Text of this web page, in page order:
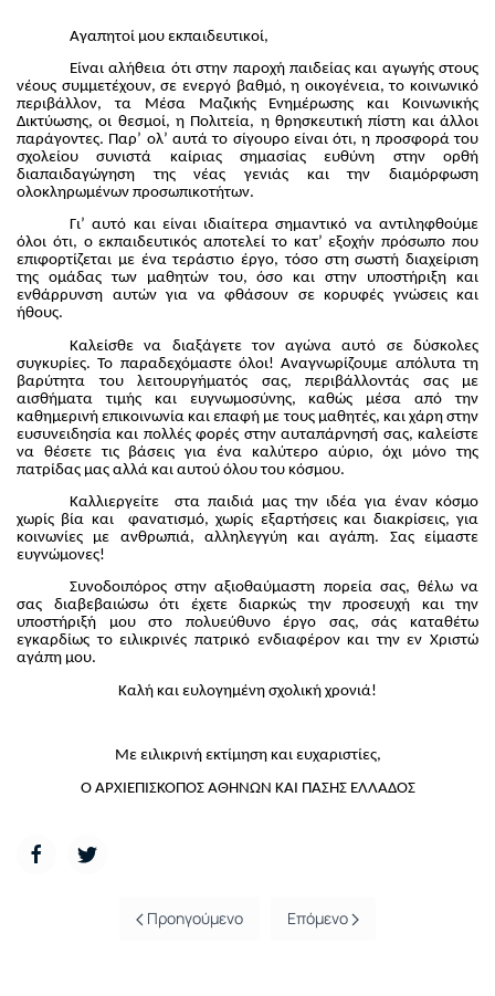
Αγαπητοί μου εκπαιδευτικοί,
Είναι αλήθεια ότι στην παροχή παιδείας και αγωγής στους
νέους συμμετέχουν, σε ενεργό βαθμό, η οικογένεια, το κοινωνικό
περιβάλλον, τα Μέσα Μαζικής Ενημέρωσης και Κοινωνικής
Δικτύωσης, οι θεσμοί, η Πολιτεία, η θρησκευτική πίστη και άλλοι
παράγοντες. Παρ’ ολ’ αυτά το σίγουρο είναι ότι, η προσφορά του
σχολείου συνιστά καίριας σημασίας ευθύνη στην ορθή
διαπαιδαγώγηση της νέας γενιάς και την διαμόρφωση
ολοκληρωμένων προσωπικοτήτων.
Γι’ αυτό και είναι ιδιαίτερα σημαντικό να αντιληφθούμε
όλοι ότι, ο εκπαιδευτικός αποτελεί το κατ’ εξοχήν πρόσωπο που
επιφορτίζεται με ένα τεράστιο έργο, τόσο στη σωστή διαχείριση
της ομάδας των μαθητών του, όσο και στην υποστήριξη και
ενθάρρυνση αυτών για να φθάσουν σε κορυφές γνώσεις και
ήθους.
Καλείσθε να διαξάγετε τον αγώνα αυτό σε δύσκολες
συγκυρίες. Το παραδεχόμαστε όλοι! Αναγνωρίζουμε απόλυτα τη
βαρύτητα του λειτουργήματός σας, περιβάλλοντάς σας με
αισθήματα τιμής και ευγνωμοσύνης, καθώς μέσα από την
καθημερινή επικοινωνία και επαφή με τους μαθητές, και χάρη στην
ευσυνειδησία και πολλές φορές στην αυταπάρνησή σας, καλείστε
να θέσετε τις βάσεις για ένα καλύτερο αύριο, όχι μόνο της
πατρίδας μας αλλά και αυτού όλου του κόσμου.
Καλλιεργείτε στα παιδιά μας την ιδέα για έναν κόσμο
χωρίς βία και φανατισμό, χωρίς εξαρτήσεις και διακρίσεις, για
κοινωνίες με ανθρωπιά, αλληλεγγύη και αγάπη. Σας είμαστε
ευγνώμονες!
Συνοδοιπόρος στην αξιοθαύμαστη πορεία σας, θέλω να
σας διαβεβαιώσω ότι έχετε διαρκώς την προσευχή και την
υποστήριξή μου στο πολυεύθυνο έργο σας, σάς καταθέτω
εγκαρδίως το ειλικρινές πατρικό ενδιαφέρον και την εν Χριστώ
αγάπη μου.
Καλή και ευλογημένη σχολική χρονιά!
Με ειλικρινή εκτίμηση και ευχαριστίες,
O ΑΡΧΙΕΠΙΣΚΟΠΟΣ ΑΘΗΝΩΝ ΚΑΙ ΠΑΣΗΣ ΕΛΛΑΔΟΣ
Προηγούμενο Επόμενο